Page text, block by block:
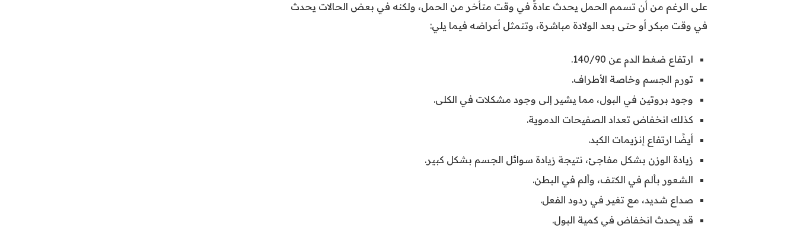
على الرغم من أن تسمم الحمل يحدث عادةً في وقت متأخر من الحمل، ولكنه في بعض الحالات يحدث
في وقت مبكر أو حتى بعد الولادة مباشرة، وتتمثل أعراضه فيما يلي:
ارتفاع ضغط الدم عن 140/90.
تورم الجسم وخاصة الأطراف.
وجود بروتين في البول، مما يشير إلى وجود مشكلات في الكلى.
كذلك انخفاض تعداد الصفيحات الدموية.
أيضًا ارتفاع إنزيمات الكبد.
زيادة الوزن بشكل مفاجئ، نتيجة زيادة سوائل الجسم بشكل كبير.
الشعور بألم في الكتف، وألم في البطن.
صداع شديد، مع تغير في ردود الفعل.
قد يحدث انخفاض في كمية البول.